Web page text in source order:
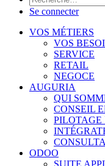
Se connecter
VOS MÉTIERS
VOS
SERVICE
RETAIL
NEGOCE
AUGURIA
QUI
CONSEIL
PILOTAGE
ODOO